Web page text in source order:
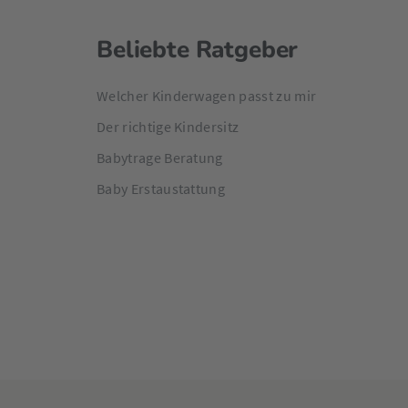
Beliebte Ratgeber
Welcher Kinderwagen passt zu mir
Der richtige Kindersitz
Babytrage Beratung
Baby Erstaustattung